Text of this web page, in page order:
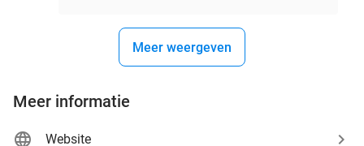
Meer weergeven
Meer informatie
Website